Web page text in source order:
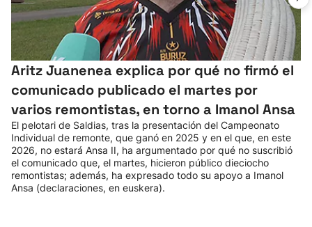
Aritz Juanenea explica por qué no firmó el
comunicado publicado el martes por
varios remontistas, en torno a Imanol Ansa
El pelotari de Saldias, tras la presentación del Campeonato
Individual de remonte, que ganó en 2025 y en el que, en este
2026, no estará Ansa II, ha argumentado por qué no suscribió
el comunicado que, el martes, hicieron público dieciocho
remontistas; además, ha expresado todo su apoyo a Imanol
Ansa (declaraciones, en euskera).